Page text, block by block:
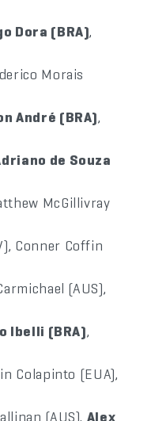
Dora (BRA),
Morais
André (BRA),
de Souza
McGillivray
Conner Coffin
(AUS),
Ibelli (BRA),
Colapinto (EUA),
(AUS), Alex